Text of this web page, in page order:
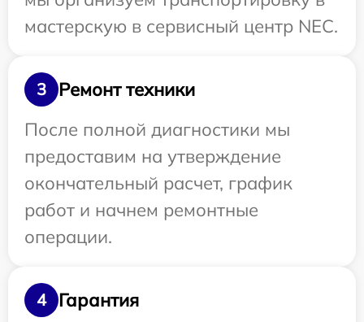
мастерскую в сервисный центр NEC.
3
Ремонт техники
После полной диагностики мы
предоставим на утверждение
окончательный расчет, график
работ и начнем ремонтные
операции.
4
Гарантия